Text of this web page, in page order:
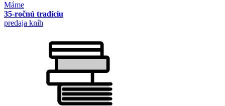
Máme
35-ročnú tradíciu
predaja kníh